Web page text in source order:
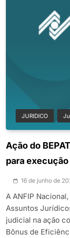
JURIDICO
Ação do
para execução
16 de junho de
A ANFIP
Assuntos
judicial na ação
Bônus de